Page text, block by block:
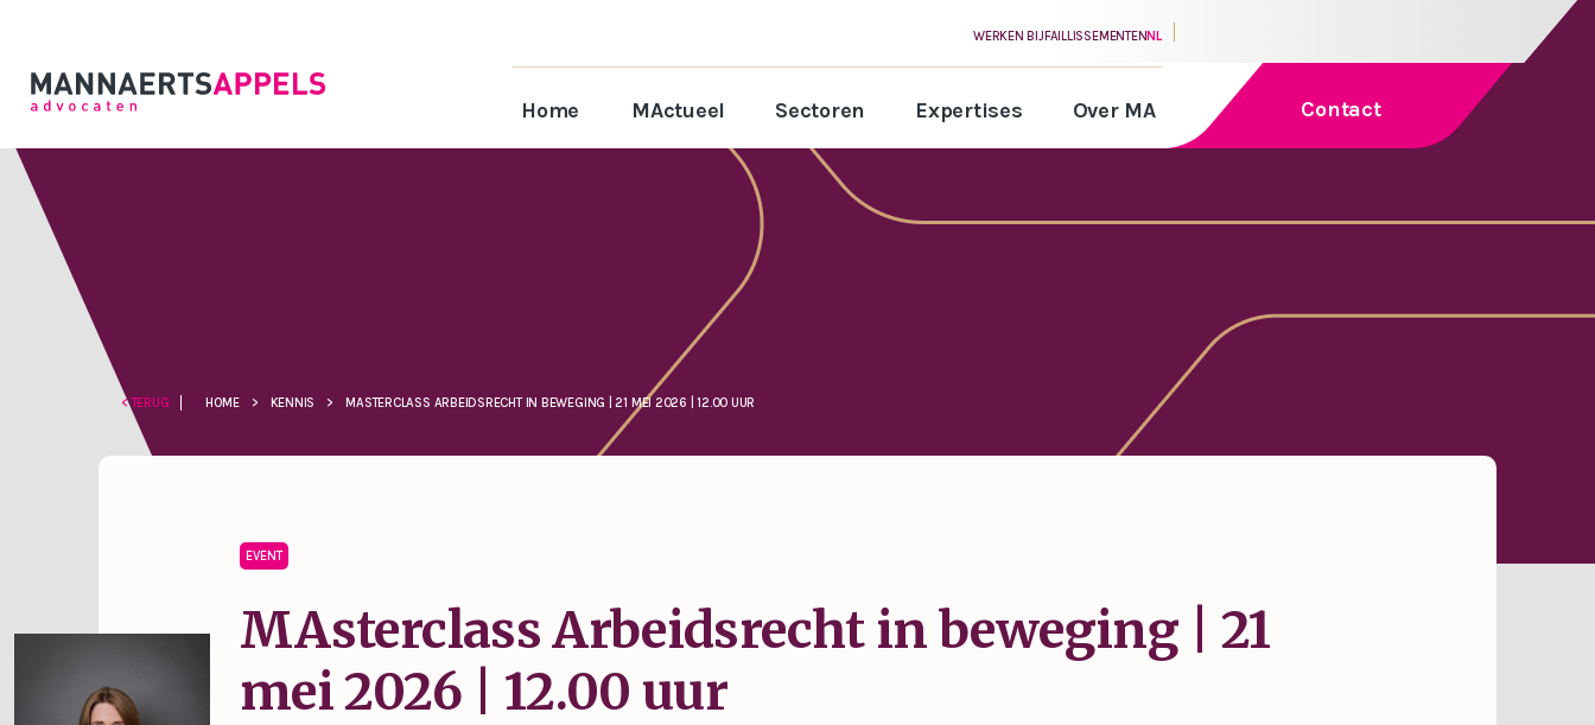
WERKEN BIJFAILLISSEMENTENNL
Home MActueel Sectoren Expertises Over MA Contact
< TERUG HOME > KENNIS > MASTERCLASS ARBEIDSRECHT IN BEWEGING | 21 MEI 2026 | 12.00 UUR
EVENT
MAsterclass Arbeidsrecht in beweging | 21
mei 2026 | 12.00 uur